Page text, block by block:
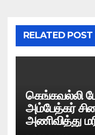
RELATED POST
கெங்கவல்லி
அம்பேத்கர்
அணிவித்து